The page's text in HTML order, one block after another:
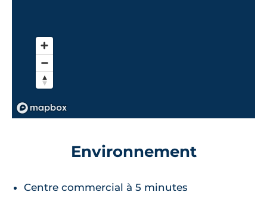
Environnement
Centre commercial à 5 minutes